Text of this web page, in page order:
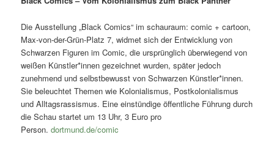
Die Ausstellung „Black Comics“ im schauraum: comic + cartoon,
Max-von-der-Grün-Platz 7, widmet sich der Entwicklung von
Schwarzen Figuren im Comic, die ursprünglich überwiegend von
weißen Künstler*innen gezeichnet wurden, später jedoch
zunehmend und selbstbewusst von Schwarzen Künstler*innen.
Sie beleuchtet Themen wie Kolonialismus, Postkolonialismus
und Alltagsrassismus. Eine einstündige öffentliche Führung durch
die Schau startet um 13 Uhr, 3 Euro pro
Person.dortmund.de/comic